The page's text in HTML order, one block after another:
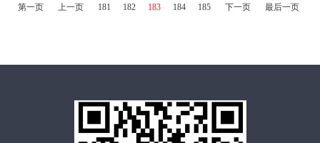
第一页 上一页 181 182 183 184 185 下一页 最后一页